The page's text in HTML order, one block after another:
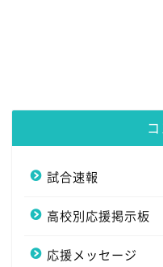
試合速報
高校別応援掲示板
応援メッセージ